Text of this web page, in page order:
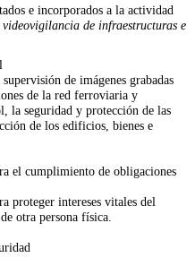
e incorporados a la actividad
videovigilancia de infraestructuras e
de imágenes grabadas
de la red ferroviaria y
la seguridad y protección de las
de los edificios, bienes e
el cumplimiento de obligaciones
proteger intereses vitales del
otra persona física.